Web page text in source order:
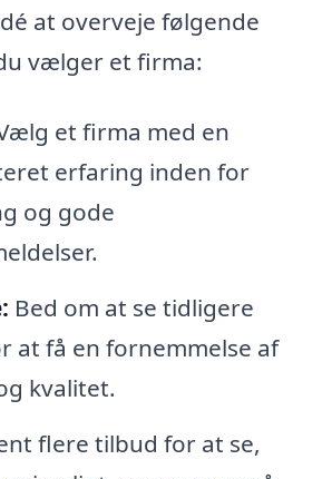
at overveje følgende
vælger et firma:
et firma med en
erfaring inden for
og gode
Bed om at se tidligere
at få en fornemmelse af
kvalitet.
flere tilbud for at se,